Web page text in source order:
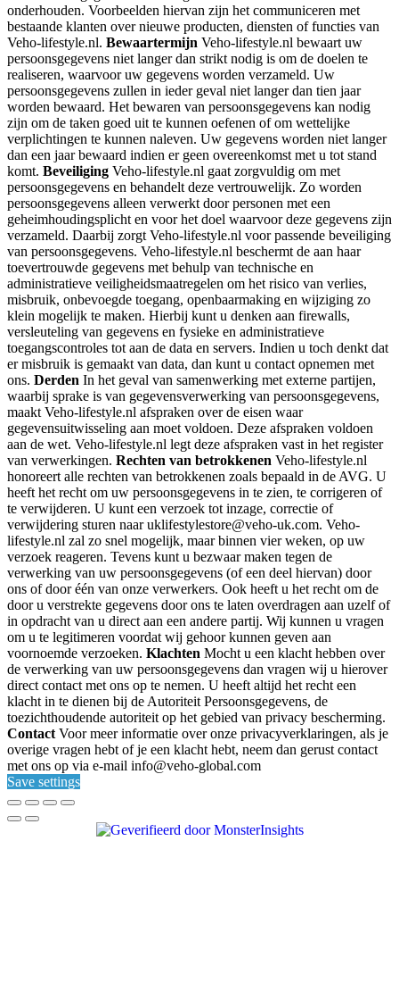
onderhouden. Voorbeelden hiervan zijn het communiceren met
bestaande klanten over nieuwe producten, diensten of functies van
Veho-lifestyle.nl. Bewaartermijn Veho-lifestyle.nl bewaart uw
persoonsgegevens niet langer dan strikt nodig is om de doelen te
realiseren, waarvoor uw gegevens worden verzameld. Uw
persoonsgegevens zullen in ieder geval niet langer dan tien jaar
worden bewaard. Het bewaren van persoonsgegevens kan nodig
zijn om de taken goed uit te kunnen oefenen of om wettelijke
verplichtingen te kunnen naleven. Uw gegevens worden niet langer
dan een jaar bewaard indien er geen overeenkomst met u tot stand
komt. Beveiliging Veho-lifestyle.nl gaat zorgvuldig om met
persoonsgegevens en behandelt deze vertrouwelijk. Zo worden
persoonsgegevens alleen verwerkt door personen met een
geheimhoudingsplicht en voor het doel waarvoor deze gegevens zijn
verzameld. Daarbij zorgt Veho-lifestyle.nl voor passende beveiliging
van persoonsgegevens. Veho-lifestyle.nl beschermt de aan haar
toevertrouwde gegevens met behulp van technische en
administratieve veiligheidsmaatregelen om het risico van verlies,
misbruik, onbevoegde toegang, openbaarmaking en wijziging zo
klein mogelijk te maken. Hierbij kunt u denken aan firewalls,
versleuteling van gegevens en fysieke en administratieve
toegangscontroles tot aan de data en servers. Indien u toch denkt dat
er misbruik is gemaakt van data, dan kunt u contact opnemen met
ons. Derden In het geval van samenwerking met externe partijen,
waarbij sprake is van gegevensverwerking van persoonsgegevens,
maakt Veho-lifestyle.nl afspraken over de eisen waar
gegevensuitwisseling aan moet voldoen. Deze afspraken voldoen
aan de wet. Veho-lifestyle.nl legt deze afspraken vast in het register
van verwerkingen. Rechten van betrokkenen Veho-lifestyle.nl
honoreert alle rechten van betrokkenen zoals bepaald in de AVG. U
heeft het recht om uw persoonsgegevens in te zien, te corrigeren of
te verwijderen. U kunt een verzoek tot inzage, correctie of
verwijdering sturen naar uklifestylestore@veho-uk.com. Veho-
lifestyle.nl zal zo snel mogelijk, maar binnen vier weken, op uw
verzoek reageren. Tevens kunt u bezwaar maken tegen de
verwerking van uw persoonsgegevens (of een deel hiervan) door
ons of door één van onze verwerkers. Ook heeft u het recht om de
door u verstrekte gegevens door ons te laten overdragen aan uzelf of
in opdracht van u direct aan een andere partij. Wij kunnen u vragen
om u te legitimeren voordat wij gehoor kunnen geven aan
voornoemde verzoeken. Klachten Mocht u een klacht hebben over
de verwerking van uw persoonsgegevens dan vragen wij u hierover
direct contact met ons op te nemen. U heeft altijd het recht een
klacht in te dienen bij de Autoriteit Persoonsgegevens, de
toezichthoudende autoriteit op het gebied van privacy bescherming.
Contact Voor meer informatie over onze privacyverklaringen, als je
overige vragen hebt of je een klacht hebt, neem dan gerust contact
met ons op via e-mail info@veho-global.com
Save settings